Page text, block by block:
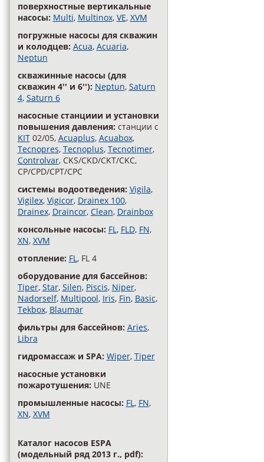
поверхностные вертикальные
насосы: Multi, Multinox, VE, XVM
погружные насосы для скважин
и колодцев: Acua, Acuaria,
Neptun
скважинные насосы (для
скважин 4'' и 6''): Neptun, Saturn
4, Saturn 6
насосные станциии и установки
повышения давления: станции с
KIT02/05, Acuaplus, Acuabox,
Tecnopres, Tecnoplus, Tecnotimer,
Controlvar, CKS/CKD/CKT/CKC,
CP/CPD/CPT/CPC
cистемы водоотведения: Vigila,
Vigilex, Vigicor, Drainex 100,
Drainex, Draincor, Clean, Drainbox
консольные насосы: FL, FLD, FN,
XN, XVM
отопление: FL, FL 4
оборудование для бассейнов:
Tiper, Star, Silen, Piscis, Niper,
Nadorself, Multipool, Iris, Fin, Basic,
Tekbox, Blaumar
фильтры для бассейнов: Aries,
Libra
гидромассаж и SPA: Wiper, Tiper
насосные установки
пожаротушения: UNE
промышленные насосы: FL, FN,
XN, XVM
Каталог насосов ESPA
(модельный ряд 2013 г., pdf):